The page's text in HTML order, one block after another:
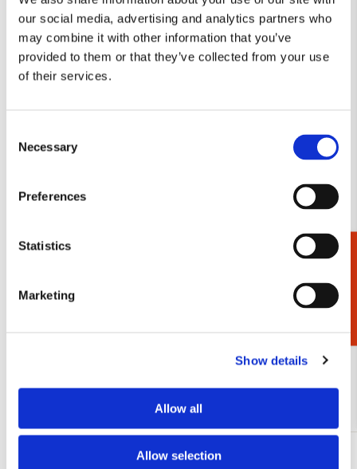
our social media, advertising and analytics partners who
may combine it with other information that you’ve
provided to them or that they’ve collected from your use
of their services.
Selection
Necessary
Preferences
Statistics
Marketing
Show details
Allow all
Allow selection
Toevoegen
verlanglijst
Schrift A5: Die Klosterbibliothek, Maria
€ 3,99
Notitieboek
€ 11,99
Andere klanten bekeken ook
Cadeaukiezer